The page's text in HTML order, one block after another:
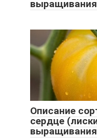
Описание
сердце